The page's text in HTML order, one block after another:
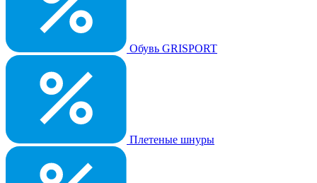
Обувь GRISPORT
Плетеные шнуры